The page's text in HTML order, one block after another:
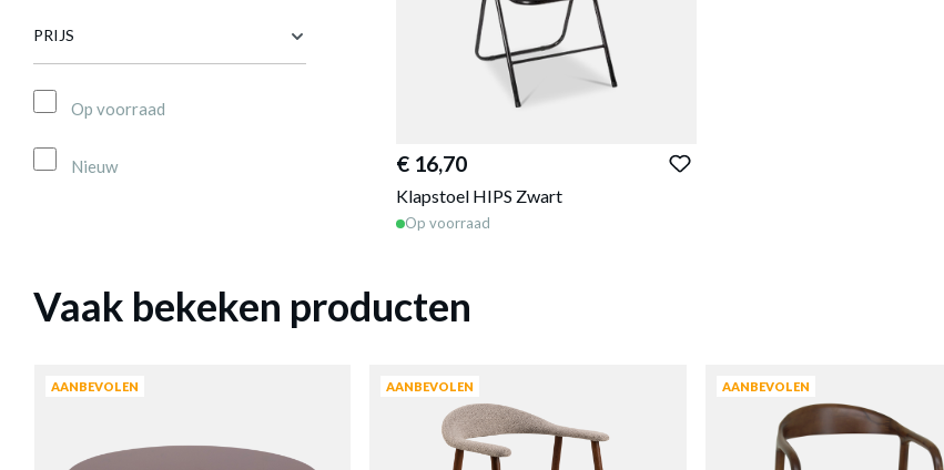
PRIJS
Op voorraad
Nieuw € 16,70
Klapstoel HIPS Zwart
Op voorraad
Vaak bekeken producten
AANBEVOLEN AANBEVOLEN AANBEVOLEN